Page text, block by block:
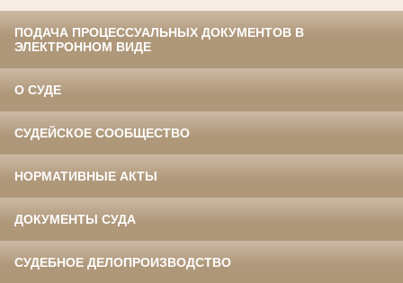
ПОДАЧА ПРОЦЕССУАЛЬНЫХ ДОКУМЕНТОВ В
ЭЛЕКТРОННОМ ВИДЕ
О СУДЕ
СУДЕЙСКОЕ СООБЩЕСТВО
НОРМАТИВНЫЕ АКТЫ
ДОКУМЕНТЫ СУДА
СУДЕБНОЕ ДЕЛОПРОИЗВОДСТВО